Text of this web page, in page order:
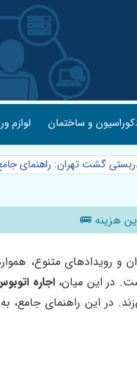
و ساختمان لوازم
گشت تهران: راهنمای
هزینه 🚌
و رویدادهای متنوع،
در این میان،اجاره
در این راهنمای